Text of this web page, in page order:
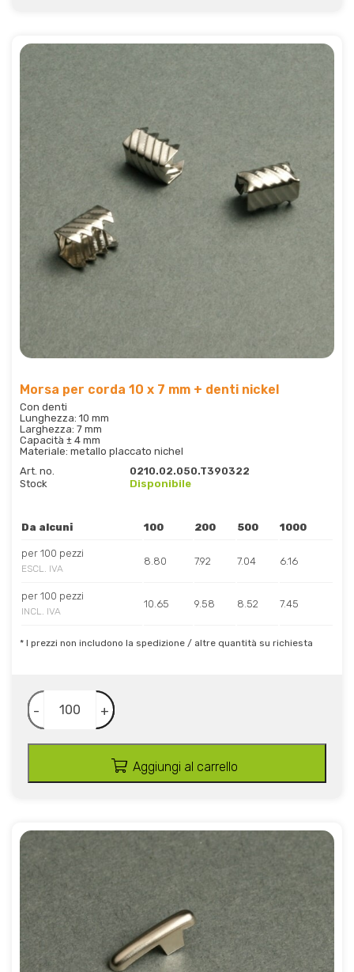
Morsa per corda 10 x 7 mm + denti nickel
Con denti
Lunghezza: 10 mm
Larghezza: 7 mm
Capacità ± 4 mm
Materiale: metallo placcato nichel
Art. no.
0210.02.050.T390322
Stock
Disponibile
Da alcuni 100 200 500 1000
per 100 pezzi
ESCL. IVA
8.80 7.92 7.04 6.16
per 100 pezzi
INCL. IVA
10.65 9.58 8.52 7.45
* I prezzi non includono la spedizione / altre quantità su richiesta
- +
Aggiungi al carrello